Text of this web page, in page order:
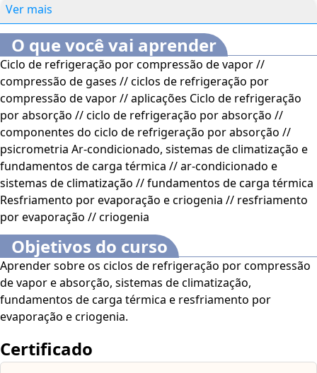
adicionais.
fenômenos da física e como eles foram aplicados e
adaptados para projetar equipamentos que tornam as
vidas das pessoas mais práticas e confortáveis. Vamos
estudar uma parte da engenharia que está em pleno
desenvolvimento e progresso, dia após dia, com a
apresentação de novas tecnologias e novos equipamentos
destinados tanto à conservação de alimentos quanto ao
conforto térmico. Vamos perceber que nossa vida
cotidiana está estritamente relacionada aos estudos que
vamos desenvolver, e cercada das tecnologias que aqui
iremos entender e aprender a aplicar. Vamos, ainda,
passar a olhar com outros olhos cada lugar que
frequentamos (como escritórios, mercados, lojas, fábricas
e residências), percebendo qual a tecnologia está aplicada
ali, e por qual motivo. CERTIFICAÇÃO A oferta desta
disciplina é feita pelo curso de Engenharia Mecânica
(resolução registrada com o Nº 02231115-1 DE 04 DE
JULHO DE 2017.) A UNINASSAU DIGITAL é uma Instituição
Educação (MEC) como Centro Universitário, conforme
Ver mais
O que você vai aprender
Ciclo de refrigeração por compressão de vapor //
compressão de gases // ciclos de refrigeração por
compressão de vapor // aplicações Ciclo de refrigeração
por absorção // ciclo de refrigeração por absorção //
componentes do ciclo de refrigeração por absorção //
psicrometria Ar-condicionado, sistemas de climatização e
fundamentos de carga térmica // ar-condicionado e
sistemas de climatização // fundamentos de carga térmica
Resfriamento por evaporação e criogenia // resfriamento
por evaporação // criogenia
Objetivos do curso
Aprender sobre os ciclos de refrigeração por compressão
de vapor e absorção, sistemas de climatização,
fundamentos de carga térmica e resfriamento por
evaporação e criogenia.
Certificado